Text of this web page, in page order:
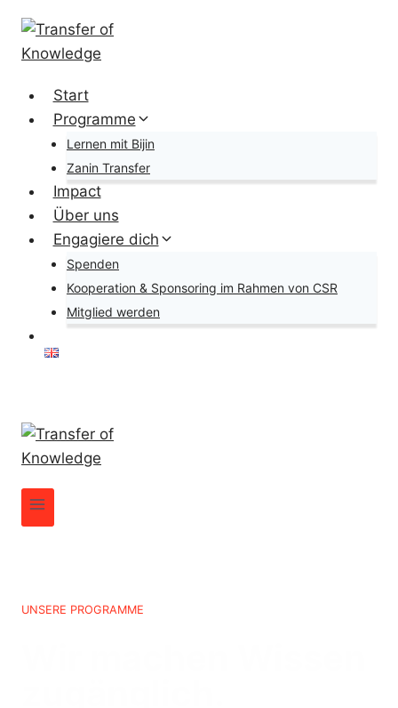
Inhalt
springen
Start
Programme
Lernen mit Bijin
Zanin Transfer
Impact
Über uns
Engagiere dich
Spenden
Kooperation & Sponsoring im Rahmen von CSR
Mitglied werden
UNSERE PROGRAMME